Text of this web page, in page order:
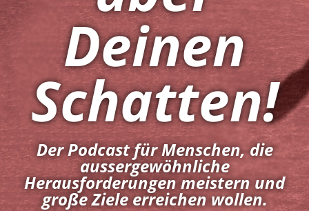
Deinen
Schatten!
Der Podcast für Menschen, die
aussergewöhnliche
Herausforderungen meistern und
große Ziele erreichen wollen.